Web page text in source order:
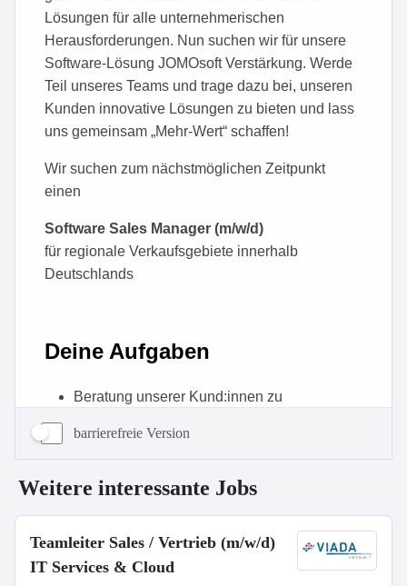
barrierefreie Version
Weitere interessante Jobs
Teamleiter Sales / Vertrieb (m/w/d)
IT Services & Cloud